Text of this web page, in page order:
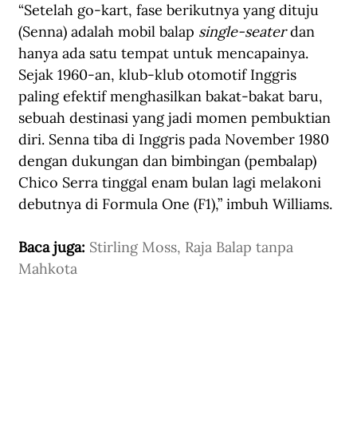
“Setelah go-kart, fase berikutnya yang dituju
(Senna) adalah mobil balap single-seater dan
hanya ada satu tempat untuk mencapainya.
Sejak 1960-an, klub-klub otomotif Inggris
paling efektif menghasilkan bakat-bakat baru,
sebuah destinasi yang jadi momen pembuktian
diri. Senna tiba di Inggris pada November 1980
dengan dukungan dan bimbingan (pembalap)
Chico Serra tinggal enam bulan lagi melakoni
debutnya di Formula One (F1),” imbuh Williams.
Baca juga: Stirling Moss, Raja Balap tanpa
Mahkota